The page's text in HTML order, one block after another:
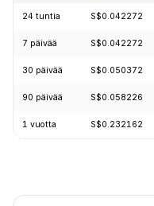
24 tuntia S$0.042272
7 päivää S$0.042272
30 päivää S$0.050372
90 päivää S$0.058226
1 vuotta S$0.232162